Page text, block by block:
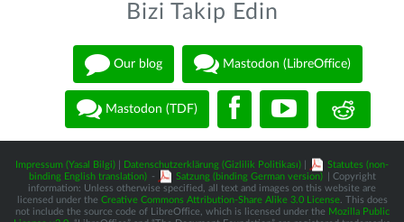
Bizi Takip Edin
Our blog Mastodon (LibreOffice)
Mastodon (TDF)
Impressum (Yasal Bilgi) Datenschutzerklärung (Gizlilik Politikası)
Statutes (non-
binding English translation) - Satzung (binding German version)
| Copyright
information: Unless otherwise specified, all text and images on this website are
licensed under the Creative Commons Attribution-Share Alike 3.0 License. This does
not include the source code of LibreOffice, which is licensed under the Mozilla Public